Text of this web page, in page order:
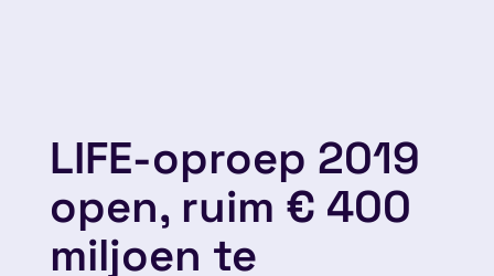
LIFE-oproep 2019
open, ruim € 400
miljoen te